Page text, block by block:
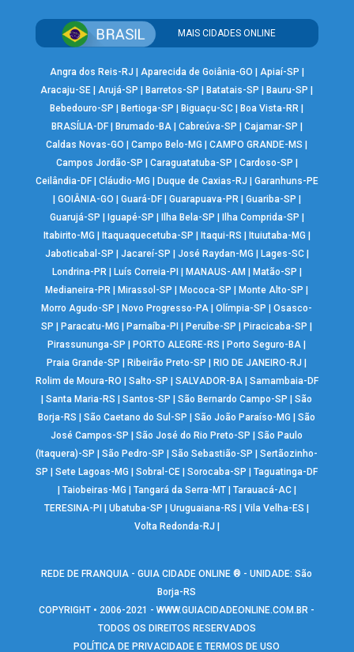
MAIS CIDADES ONLINE
Angra dos Reis-RJ | Aparecida de Goiânia-GO | Apiaí-SP |
Aracaju-SE | Arujá-SP |Barretos-SP |Batatais-SP |Bauru-SP |
Bebedouro-SP |Bertioga-SP |Biguaçu-SC |Boa Vista-RR |
BRASÍLIA-DF| Brumado-BA| Cabreúva-SP | Cajamar-SP |
Caldas Novas-GO |Campo Belo-MG |CAMPO GRANDE-MS |
Campos Jordão-SP | Caraguatatuba-SP | Cardoso-SP |
Ceilândia-DF| Cláudio-MG | Duque de Caxias-RJ | Garanhuns-PE
| GOIÂNIA-GO | Guará-DF| Guarapuava-PR | Guariba-SP |
Guarujá-SP | Iguapé-SP | Ilha Bela-SP | Ilha Comprida-SP |
Itabirito-MG | Itaquaquecetuba-SP | Itaqui-RS | Ituiutaba-MG |
Jaboticabal-SP | Jacareí-SP | José Raydan-MG | Lages-SC|
Londrina-PR | Luís Correia-PI | MANAUS-AM | Matão-SP |
Medianeira-PR |Mirassol-SP |Mococa-SP |Monte Alto-SP |
Morro Agudo-SP |Novo Progresso-PA |Olímpia-SP |Osasco-
SP |Paracatu-MG |Parnaíba-PI |Peruíbe-SP |Piracicaba-SP |
Pirassununga-SP |PORTO ALEGRE-RS |Porto Seguro-BA |
Praia Grande-SP |Ribeirão Preto-SP |RIO DE JANEIRO-RJ |
Rolim de Moura-RO | Salto-SP | SALVADOR-BA| Samambaia-DF
|Santa Maria-RS |Santos-SP |São Bernardo Campo-SP |São
Borja-RS |São Caetano do Sul-SP |São João Paraíso-MG |São
José Campos-SP |São José do Rio Preto-SP |São Paulo
(Itaquera)-SP |São Pedro-SP |São Sebastião-SP |Sertãozinho-
SP |Sete Lagoas-MG |Sobral-CE |Sorocaba-SP |Taguatinga-DF
| Taiobeiras-MG | Tangará da Serra-MT| Tarauacá-AC|
TERESINA-PI |Ubatuba-SP |Uruguaiana-RS |Vila Velha-ES |
Volta Redonda-RJ |
REDE DE FRANQUIA - GUIA CIDADE ONLINE ® - UNIDADE: São
Borja-RS
COPYRIGHT • 2006-2021 -WWW.GUIACIDADEONLINE.COM.BR -
TODOS OS DIREITOS RESERVADOS
POLÍTICA DE PRIVACIDADE E TERMOS DE USO